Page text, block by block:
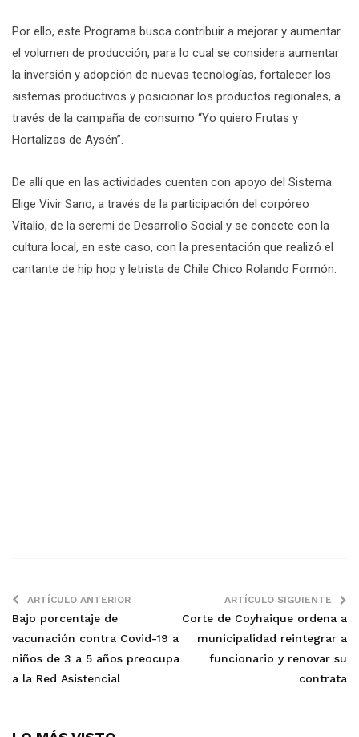
Por ello, este Programa busca contribuir a mejorar y aumentar
el volumen de producción, para lo cual se considera aumentar
la inversión y adopción de nuevas tecnologías, fortalecer los
sistemas productivos y posicionar los productos regionales, a
través de la campaña de consumo “Yo quiero Frutas y
Hortalizas de Aysén”.
De allí que en las actividades cuenten con apoyo del Sistema
Elige Vivir Sano, a través de la participación del corpóreo
Vitalio, de la seremi de Desarrollo Social y se conecte con la
cultura local, en este caso, con la presentación que realizó el
cantante de hip hop y letrista de Chile Chico Rolando Formón.
ARTÍCULO ANTERIOR
Bajo porcentaje de
vacunación contra Covid-19 a
niños de 3 a 5 años preocupa
a la Red Asistencial
ARTÍCULO SIGUIENTE
Corte de Coyhaique ordena a
municipalidad reintegrar a
funcionario y renovar su
contrata